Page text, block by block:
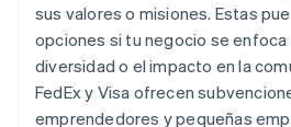
sus valores o misiones. Estas
opciones si tu negocio se enfoca
diversidad o el impacto en la
FedEx y Visa ofrecen
emprendedores y pequeñas